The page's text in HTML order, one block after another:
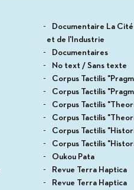
Documentaire La
et de l'Industrie
Documentaires
No text / Sans texte
Corpus Tactilis
Corpus Tactilis
Corpus Tactilis
Corpus Tactilis
Corpus Tactilis
Corpus Tactilis
Oukou Pata
Revue Terra Haptica
Revue Terra Haptica